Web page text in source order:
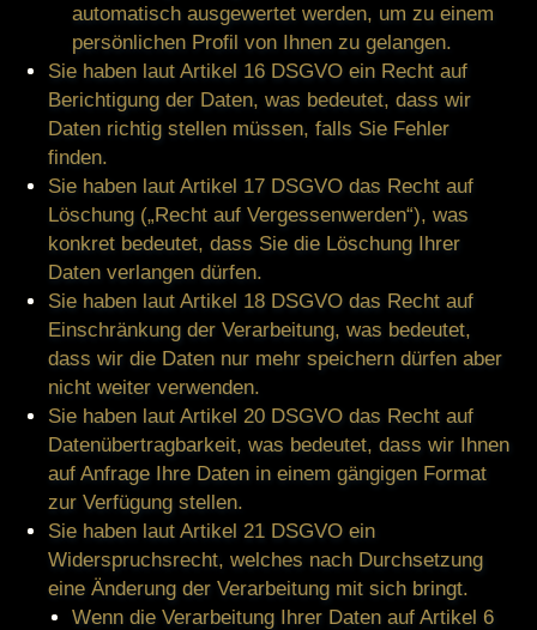
automatisch ausgewertet werden, um zu einem
persönlichen Profil von Ihnen zu gelangen.
Sie haben laut Artikel 16 DSGVO ein Recht auf
Berichtigung der Daten, was bedeutet, dass wir
Daten richtig stellen müssen, falls Sie Fehler
finden.
Sie haben laut Artikel 17 DSGVO das Recht auf
Löschung („Recht auf Vergessenwerden“), was
konkret bedeutet, dass Sie die Löschung Ihrer
Daten verlangen dürfen.
Sie haben laut Artikel 18 DSGVO das Recht auf
Einschränkung der Verarbeitung, was bedeutet,
dass wir die Daten nur mehr speichern dürfen aber
nicht weiter verwenden.
Sie haben laut Artikel 20 DSGVO das Recht auf
Datenübertragbarkeit, was bedeutet, dass wir Ihnen
auf Anfrage Ihre Daten in einem gängigen Format
zur Verfügung stellen.
Sie haben laut Artikel 21 DSGVO ein
Widerspruchsrecht, welches nach Durchsetzung
eine Änderung der Verarbeitung mit sich bringt.
Wenn die Verarbeitung Ihrer Daten auf Artikel 6